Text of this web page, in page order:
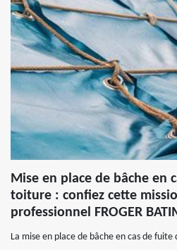
Mise en place de bâche en
toiture : confiez cette
professionnel FROGER
La mise en place de bâche en cas de